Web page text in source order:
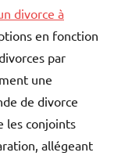
divorce à
en fonction
par
une
de divorce
les conjoints
allégeant